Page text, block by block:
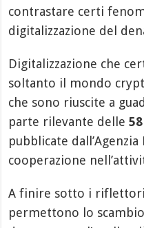
contrastare certi
digitalizzazione del
Digitalizzazione che
soltanto il mondo
che sono riuscite a
parte rilevante delle
pubblicate
cooperazione
A finire sotto i
permettono lo